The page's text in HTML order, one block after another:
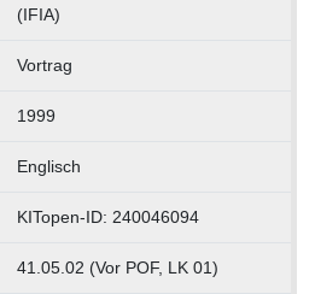
(IFIA)
Vortrag
1999
Englisch
KITopen-ID: 240046094
41.05.02 (Vor POF, LK 01)